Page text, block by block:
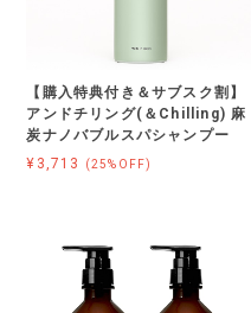
【購入特典付き＆サブスク割】
アンドチリング(＆Chilling) 麻
炭ナノバブルスパシャンプー
¥3,713
(25%OFF)